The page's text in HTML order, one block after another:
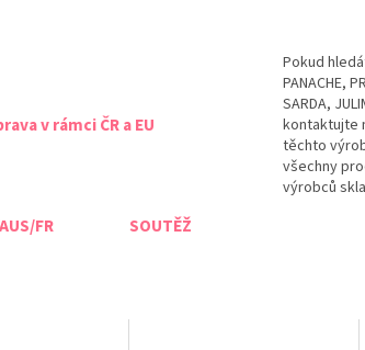
v rámci ČR a EU
Pokud
PANACHE,
SARDA,
kontaktujte
těchto
všechny
výrobců
FR SOUTĚŽ